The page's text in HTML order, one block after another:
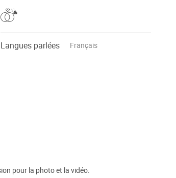
Langues parlées Français
pour la photo et la vidéo.